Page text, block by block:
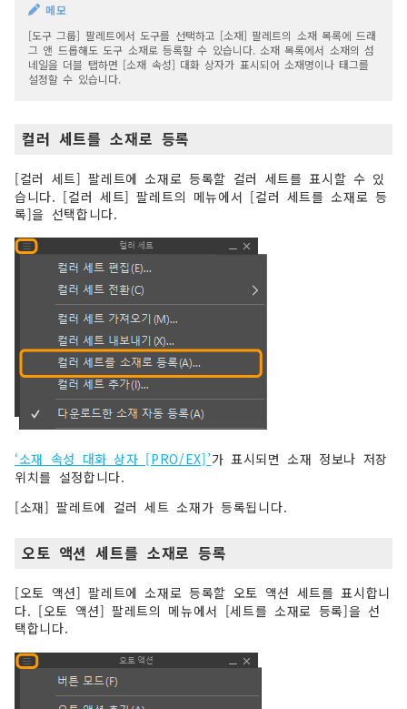
메모
[도구 그룹] 팔레트에서 도구를 선택하고 [소재] 팔레트의 소재 목록에 드래
그 앤 드롭해도 도구 소재로 등록할 수 있습니다. 소재 목록에서 소재의 섬
네일을 더블 탭하면 [소재 속성] 대화 상자가 표시되어 소재명이나 태그를
설정할 수 있습니다.
컬러 세트를 소재로 등록
[컬러 세트] 팔레트에 소재로 등록할 컬러 세트를 표시할 수 있
습니다. [컬러 세트] 팔레트의 메뉴에서 [컬러 세트를 소재로 등
록]을 선택합니다.
‘소재 속성 대화 상자 [PRO/EX]’가 표시되면 소재 정보나 저장
위치를 설정합니다.
[소재] 팔레트에 컬러 세트 소재가 등록됩니다.
오토 액션 세트를 소재로 등록
[오토 액션] 팔레트에 소재로 등록할 오토 액션 세트를 표시합니
다. [오토 액션] 팔레트의 메뉴에서 [세트를 소재로 등록]을 선
택합니다.